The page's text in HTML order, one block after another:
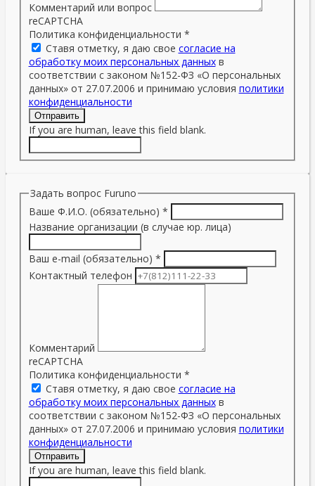
Комментарий или вопрос
reCAPTCHA
Политика конфиденциальности *
Ставя отметку, я даю свое согласие на
обработку моих персональных данныхв
соответствии с законом №152-ФЗ «О персональных
данных» от 27.07.2006 и принимаю условия политики
конфиденциальности
Отправить
If you are human, leave this field blank.
Задать вопрос Furuno
Ваше Ф.И.О. (обязательно) *
Название организации (в случае юр. лица)
Ваш e-mail (обязательно) *
Контактный телефон
Комментарий
reCAPTCHA
Политика конфиденциальности *
Ставя отметку, я даю свое согласие на
обработку моих персональных данныхв
соответствии с законом №152-ФЗ «О персональных
данных» от 27.07.2006 и принимаю условия политики
конфиденциальности
Отправить
If you are human, leave this field blank.